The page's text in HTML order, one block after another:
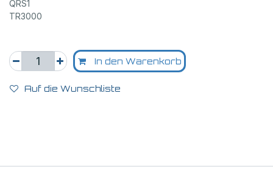
QRS1
TR3000
In den Warenkorb
Auf die Wunschliste